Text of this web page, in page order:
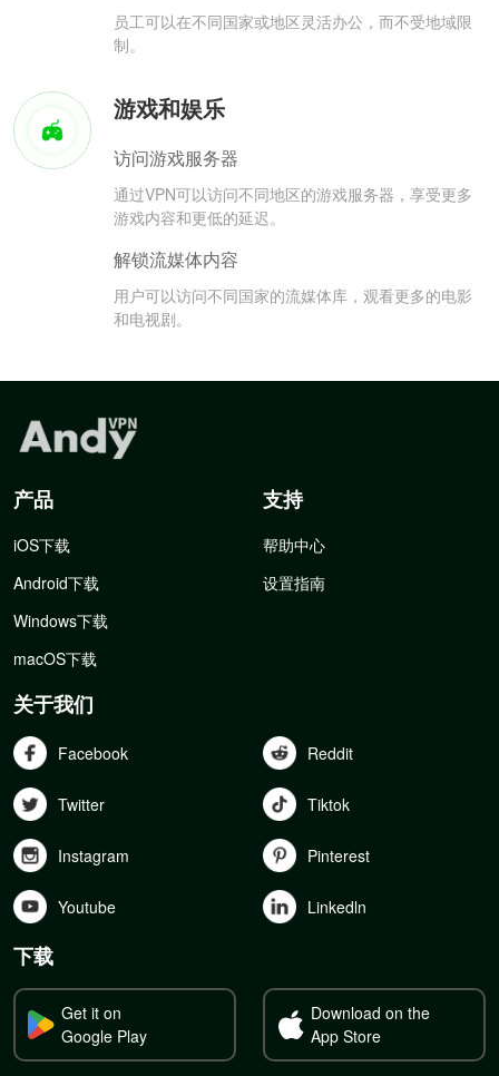
员工可以在不同国家或地区灵活办公，而不受地域限
制。
游戏和娱乐
访问游戏服务器
通过VPN可以访问不同地区的游戏服务器，享受更多
游戏内容和更低的延迟。
解锁流媒体内容
用户可以访问不同国家的流媒体库，观看更多的电影
和电视剧。
产品
iOS下载
Android下载
Windows下载
macOS下载
支持
帮助中心
设置指南
关于我们
Facebook Reddit
Twitter Tiktok
Instagram Pinterest
Youtube Linkedln
下载
Get it on
Google Play
Download on the
App Store